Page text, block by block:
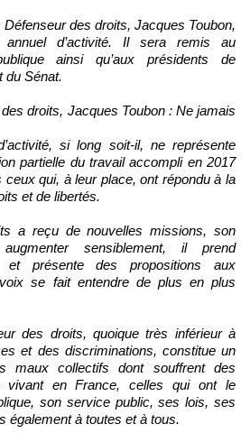
des droits, Jacques Toubon,
annuel d’activité. Il sera remis au
ainsi qu’aux présidents de
du Sénat.
droits, Jacques Toubon : Ne jamais
si long soit-il, ne représente
partielle du travail accompli en 2017
qui, à leur place, ont répondu à la
et de libertés.
a reçu de nouvelles missions, son
sensiblement, il prend
et présente des propositions aux
se fait entendre de plus en plus
des droits, quoique très inférieur à
et des discriminations, constitue un
maux collectifs dont souffrent des
vivant en France, celles qui ont le
son service public, ses lois, ses
également à toutes et à tous.